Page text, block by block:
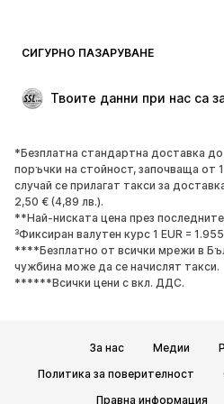
Специални Поводи
ОБУВКИ
НОВО
Маратонки
Обувки с висок ток
Сандали
ЕКСКЛУЗИВНО
СИГУРНО ПАЗАРУВАНЕ
Твоите данни при нас са
*Безплатна стандартна доставка до
поръчки на стойност, започваща от
случай се прилагат такси за
2,50 € (4,89 лв.).
**Най-ниската цена през
³Фиксиран валутен курс 1 EUR =
****Безплатно от всички мрежи в
чужбина може да се начислят такси.
******Всички цени с вкл. ДДС.
За нас Медии
Политика за поверителност
Правна информация